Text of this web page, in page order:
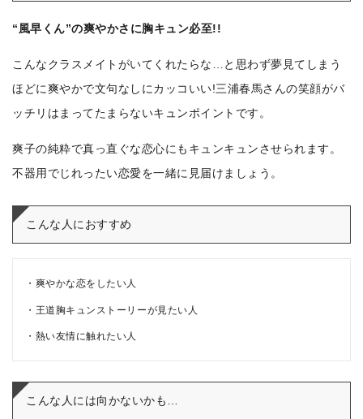
“風早くん”の爽やかさに胸キュン必至!!
こんなクラスメイトがいてくれたらな…と思わず夢見てしまう
ほどに爽やかで文句なしにカッコいい!三浦春馬さんの笑顔がバ
ッチリはまってたまらないキュンポイントです。
爽子の純粋で真っ直ぐな恋心にもキュンキュンさせられます。
不器用でじれったい恋愛を一緒に見届けましょう。
こんな人におすすめ
爽やかな恋をしたい人
王道胸キュンストーリーが見たい人
熱い友情に触れたい人
こんな人には向かないかも…